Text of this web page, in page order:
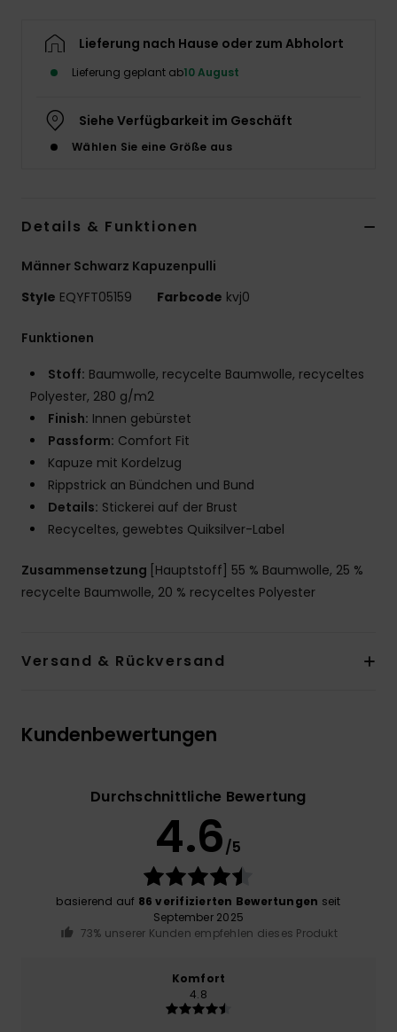
Lieferung nach Hause oder zum Abholort
Lieferung geplant ab10 August
Siehe Verfügbarkeit im Geschäft
Wählen Sie eine Größe aus
Details & Funktionen
Männer Schwarz Kapuzenpulli
Style EQYFT05159 Farbcode kvj0
Funktionen
Stoff: Baumwolle, recycelte Baumwolle, recyceltes
Polyester, 280 g/m2
Finish: Innen gebürstet
Passform: Comfort Fit
Kapuze mit Kordelzug
Rippstrick an Bündchen und Bund
Details: Stickerei auf der Brust
Recyceltes, gewebtes Quiksilver-Label
Zusammensetzung [Hauptstoff] 55 % Baumwolle, 25 %
recycelte Baumwolle, 20 % recyceltes Polyester
Versand & Rückversand
Kundenbewertungen
Durchschnittliche Bewertung
4.6/5
basierend auf 86 verifizierten Bewertungen seit
September 2025
73% unserer Kunden empfehlen dieses Produkt
Komfort
4.8